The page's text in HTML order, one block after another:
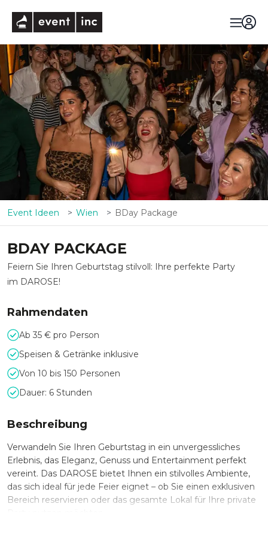
Event Ideen Wien BDay Package
BDAY PACKAGE
Feiern Sie Ihren Geburtstag stilvoll: Ihre perfekte Party
im DAROSE!
Rahmendaten
Ab 35 € pro Person
Speisen & Getränke inklusive
Von 10 bis 150 Personen
Dauer: 6 Stunden
Beschreibung
Verwandeln Sie Ihren Geburtstag in ein unvergessliches
Erlebnis, das Eleganz, Genuss und Entertainment perfekt
vereint. Das DAROSE bietet Ihnen ein stilvolles Ambiente,
das sich ideal für jede Feier eignet – ob Sie einen exklusiven
Bereich reservieren oder das gesamte Lokal für Ihre private